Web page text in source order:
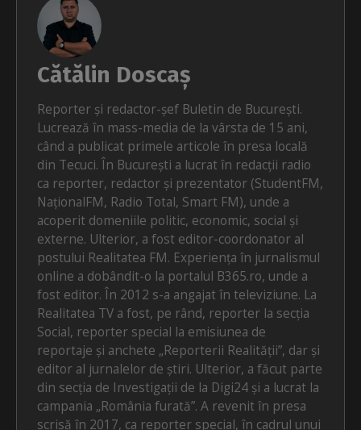
Cătălin Doscaș
Reporter și redactor-șef Buletin de București.
Lucrează în mass-media de la vârsta de 15 ani,
când a publicat primele articole în presa locală
din Tecuci. În București a lucrat în redacții radio
ca reporter, redactor și prezentator (StudentFM,
NaționalFM, Radio Total, Smart FM), unde a
acoperit domeniile politic, economic, social și
externe. Ulterior, a fost editor-coordonator al
postului Realitatea FM. Experiența în jurnalismul
online a dobândit-o la portalul B365.ro, unde a
fost editor. În 2012 s-a angajat în televiziune. La
Realitatea TV a fost, pe rând, reporter la secția
Social, reporter special la emisiunea de
reportaje și anchete „Reporterii Realității”, dar și
editor al jurnalelor de știri. Ulterior, a făcut parte
din secția de Investigații de la Digi24 și a lucrat la
campania „România furată”. A revenit în presa
scrisă în 2017, ca reporter special, în cadrul unui